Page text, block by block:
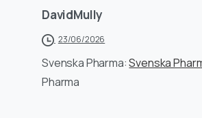
DavidMully
23/06/2026
Svenska Pharma:Svenska
Pharma